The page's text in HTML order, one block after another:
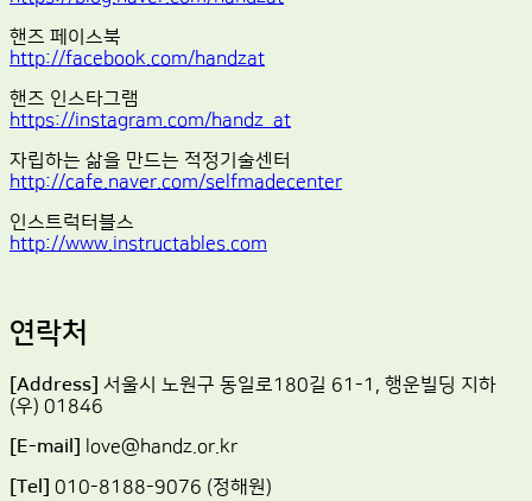
핸즈 페이스북
http://facebook.com/handzat
핸즈 인스타그램
https://instagram.com/handz_at
자립하는 삶을 만드는 적정기술센터
http://cafe.naver.com/selfmadecenter
인스트럭터블스
http://www.instructables.com
연락처
[Address] 서울시 노원구 동일로180길 61-1, 행운빌딩 지하
(우) 01846
[E-mail] love@handz.or.kr
[Tel] 010-8188-9076 (정해원)